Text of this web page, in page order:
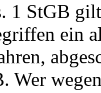
1 StGB
ein
. Wer